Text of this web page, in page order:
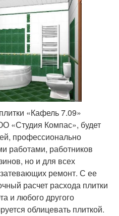
«Кафель 7.09»
«Студия Компас», будет
профессионально
работами, работников
но и для всех
ремонт. С ее
расчет расхода плитки
и любого другого
облицевать плиткой.